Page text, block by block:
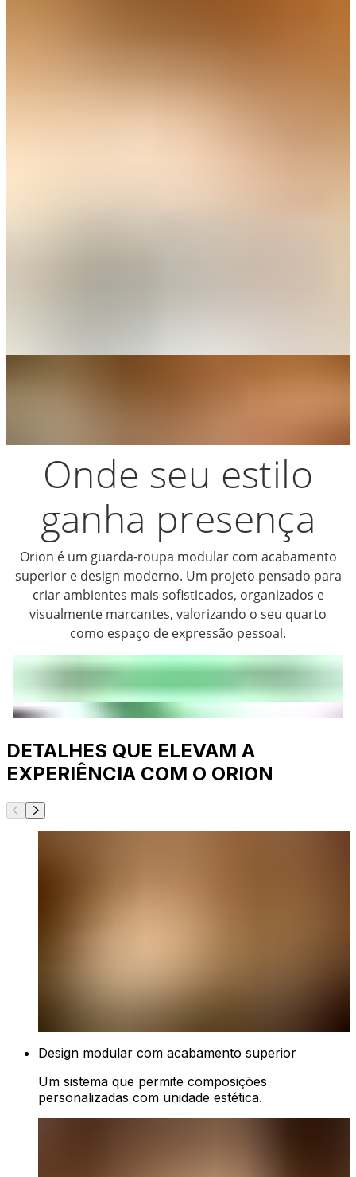
Onde seu estilo
ganha presença
Orion é um guarda-roupa modular com acabamento
superior e design moderno. Um projeto pensado para
criar ambientes mais sofisticados, organizados e
visualmente marcantes, valorizando o seu quarto
como espaço de expressão pessoal.
DETALHES QUE ELEVAM A
EXPERIÊNCIA COM O ORION
Design modular com acabamento superior
Um sistema que permite composições
personalizadas com unidade estética.